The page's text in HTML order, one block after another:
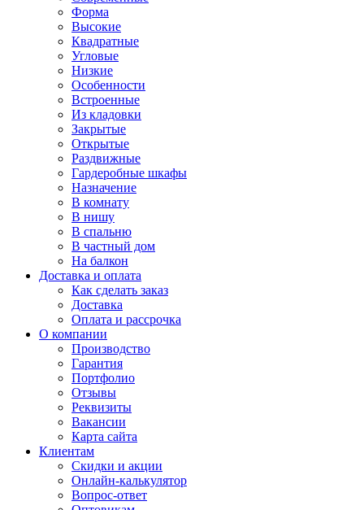
Форма
Высокие
Квадратные
Угловые
Низкие
Особенности
Встроенные
Из кладовки
Закрытые
Открытые
Раздвижные
Гардеробные шкафы
Назначение
В комнату
В нишу
В спальню
В частный дом
На балкон
Доставка и оплата
Как сделать заказ
Доставка
Оплата и рассрочка
О компании
Производство
Гарантия
Портфолио
Отзывы
Реквизиты
Вакансии
Карта сайта
Клиентам
Скидки и акции
Онлайн-калькулятор
Вопрос-ответ